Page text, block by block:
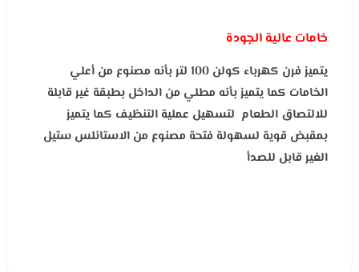
خامات عالية الجودة
يتميز فرن كهرباء كولن 100 لتر بأنه مصنوع من أعلي
الخامات كما يتميز بأنه مطلي من الداخل بطبقة غير قابلة
للالتصاق الطعام لتسهيل عملية التنظيف كما يتميز
بمقبض قوية لسهولة فتحة مصنوع من الاستانلس ستيل
الغير قابل للصدأ